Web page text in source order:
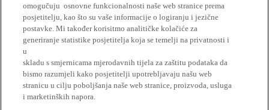
omogučuju osnovne funkcionalnosti naše web stranice prema
posjetitelju, kao što su vaše informacije o logiranju i jezične
postavke. Mi također korisitmo analitičke kolačiće za
generiranje statistike posjetitelja koja se temelji na privatnosti i
u
skladu s smjernicama mjerodavnih tijela za zaštitu podataka da
bismo razumjeli kako posjetitelji upotrebljavaju našu web
stranicu u cilju poboljšanja naše web stranice, proizvoda, usluga
i marketinških napora.